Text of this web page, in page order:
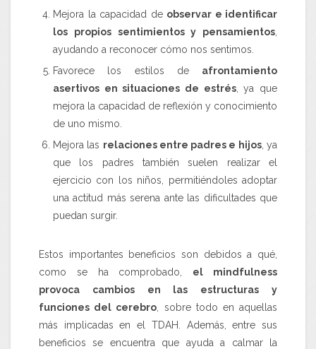
Mejora la capacidad de observar e identificar
los propios sentimientos y pensamientos
ayudando a reconocer cómo nos sentimos.
Favorece los estilos de afrontamiento
asertivos en situaciones de estrés, ya que
mejora la capacidad de reflexión y conocimiento
de uno mismo.
Mejora las relaciones entre padres e hijos, ya
que los padres también suelen realizar el
ejercicio con los niños, permitiéndoles adoptar
una actitud más serena ante las dificultades que
puedan surgir.
Estos importantes beneficios son debidos a qué,
como se ha comprobado, el mindfulness
provoca cambios en las estructuras y
funciones del cerebro , sobre todo en aquellas
más implicadas en el TDAH. Además, entre sus
beneficios se encuentra que ayuda a calmar la